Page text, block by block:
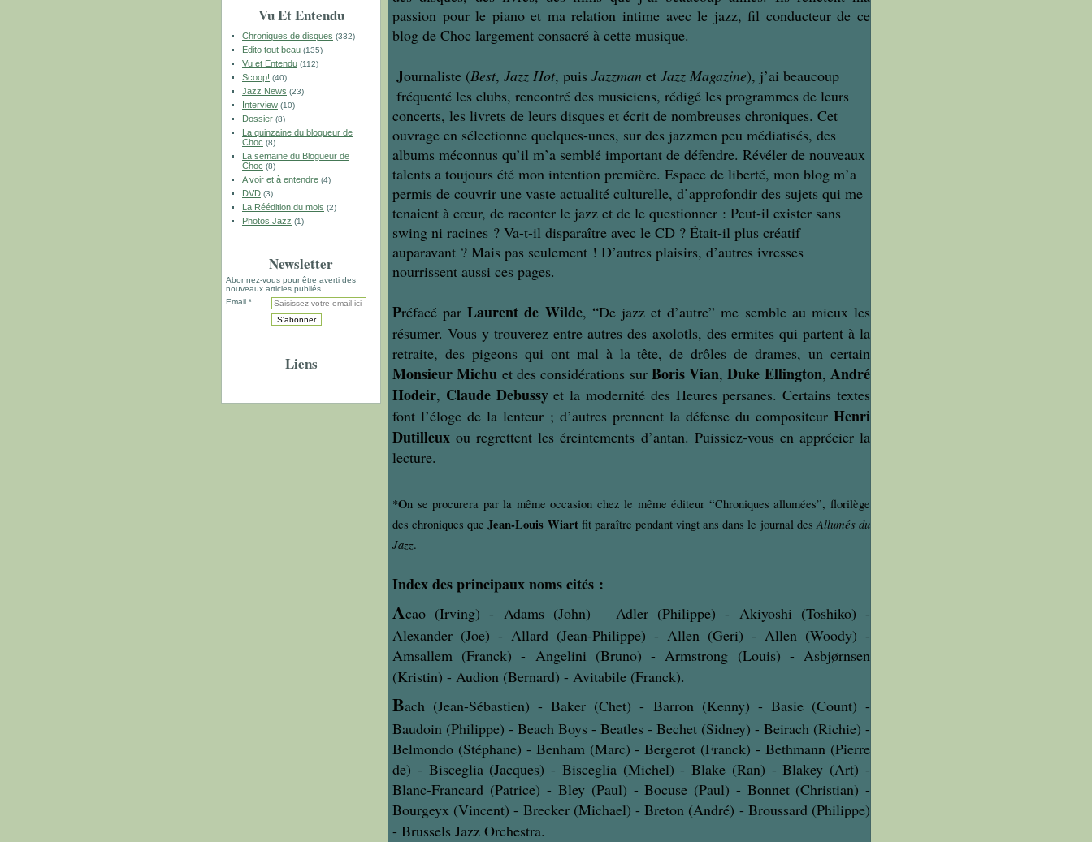
Vu Et Entendu
Chroniques de disques (332)
Edito tout beau (135)
Vu et Entendu (112)
Scoop! (40)
Jazz News (23)
Interview (10)
Dossier (8)
La quinzaine du blogueur de
Choc (8)
La semaine du Blogueur de
Choc (8)
A voir et à entendre (4)
DVD (3)
La Réédition du mois (2)
Photos Jazz (1)
Newsletter
Abonnez-vous pour être averti des
nouveaux articles publiés.
Email
Liens
passion pour le piano et ma relation intime avec le jazz, fil conducteur de ce
blog de Choc largement consacré à cette musique.
Journaliste (Best, Jazz Hot, puis Jazzman et Jazz Magazine), j’ai beaucoup
fréquenté les clubs, rencontré des musiciens, rédigé les programmes de leurs
concerts, les livrets de leurs disques et écrit de nombreuses chroniques. Cet
ouvrage en sélectionne quelques-unes, sur des jazzmen peu médiatisés, des
albums méconnus qu’il m’a semblé important de défendre. Révéler de nouveaux
talents a toujours été mon intention première. Espace de liberté, mon blog m’a
permis de couvrir une vaste actualité culturelle, d’approfondir des sujets qui me
tenaient à cœur, de raconter le jazz et de le questionner : Peut-il exister sans
swing ni racines ? Va-t-il disparaître avec le CD ? Était-il plus créatif
auparavant ? Mais pas seulement ! D’autres plaisirs, d’autres ivresses
nourrissent aussi ces pages.
Préfacé parLaurent de Wilde, “De jazz et d’autre” me semble au mieux les
résumer. Vous y trouverez entre autres des axolotls, des ermites qui partent à la
retraite, des pigeons qui ont mal à la tête, de drôles de drames, un certain
Monsieur Michu et des considérations sur Boris Vian,Duke Ellington,André
Hodeir, Claude Debussyet la modernité des Heures persanes. Certains textes
font l’éloge de la lenteur ; d’autres prennent la défense du compositeur Henri
Dutilleux ou regrettent les éreintements d’antan. Puissiez-vous en apprécier la
lecture.
*On se procurera par la même occasion chez le même éditeur “Chroniques allumées”, florilège
des chroniques queJean-Louis Wiartfit paraître pendant vingt ans dans le journal desAllumés du
Jazz.
Index des principaux noms cités :
Acao (Irving) - Adams (John) – Adler (Philippe) - Akiyoshi (Toshiko) -
Alexander (Joe) - Allard (Jean-Philippe) - Allen (Geri) - Allen (Woody) -
Amsallem (Franck) - Angelini (Bruno) - Armstrong (Louis) - Asbjørnsen
(Kristin) - Audion (Bernard) - Avitabile (Franck).
Bach (Jean-Sébastien) - Baker (Chet) - Barron (Kenny) - Basie (Count) -
Baudoin (Philippe) - Beach Boys - Beatles - Bechet (Sidney) - Beirach (Richie) -
Belmondo (Stéphane) - Benham (Marc) - Bergerot (Franck) - Bethmann (Pierre
de) - Bisceglia (Jacques) - Bisceglia (Michel) - Blake (Ran) - Blakey (Art) -
Blanc-Francard (Patrice) - Bley (Paul) - Bocuse (Paul) - Bonnet (Christian) -
Bourgeyx (Vincent) - Brecker (Michael) - Breton (André) - Broussard (Philippe)
- Brussels Jazz Orchestra.